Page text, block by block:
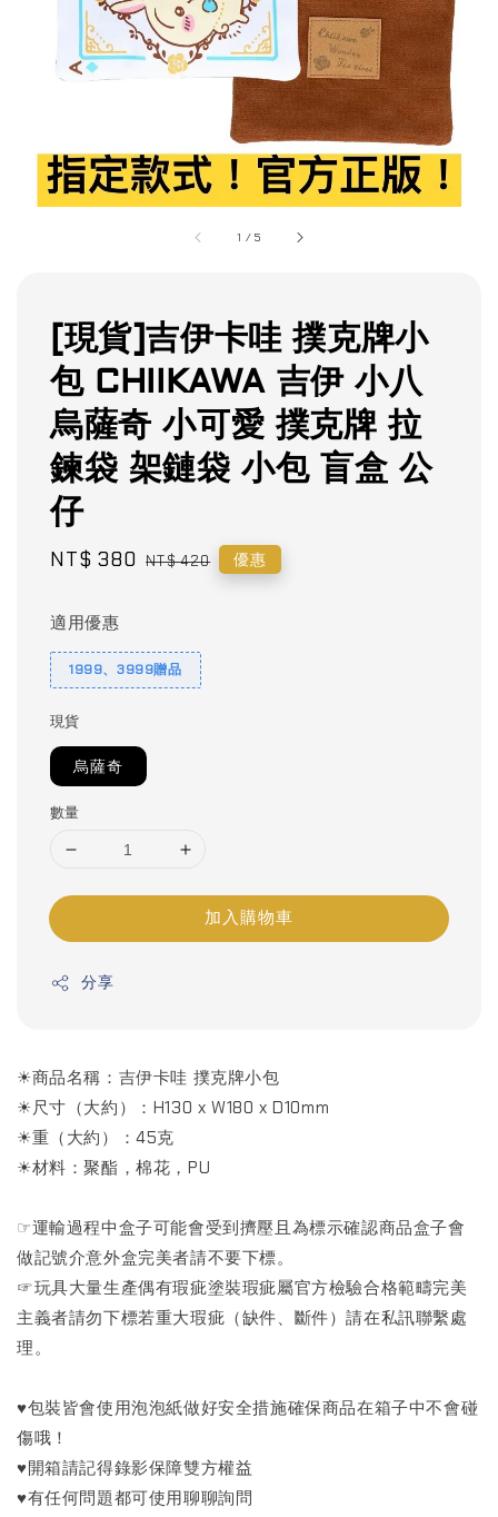
1 /5
[現貨]吉伊卡哇 撲克牌小
包 CHIIKAWA 吉伊 小八
烏薩奇 小可愛 撲克牌 拉
鍊袋 架鏈袋 小包 盲盒 公
仔
Sale
NT$ 380 Regular
NT$ 420 優惠
適用優惠
1999、3999贈品
現貨
烏薩奇
數量
加入購物車
分享
☀商品名稱：吉伊卡哇 撲克牌小包
☀尺寸（大約）：H130 x W180 x D10mm
☀重（大約）：45克
☀材料：聚酯，棉花，PU
☞運輸過程中盒子可能會受到擠壓且為標示確認商品盒子會
做記號介意外盒完美者請不要下標。
☞玩具大量生產偶有瑕疵塗裝瑕疵屬官方檢驗合格範疇完美
主義者請勿下標若重大瑕疵（缺件、斷件）請在私訊聯繫處
理。
♥包裝皆會使用泡泡紙做好安全措施確保商品在箱子中不會碰
傷哦！
♥開箱請記得錄影保障雙方權益
♥有任何問題都可使用聊聊詢問